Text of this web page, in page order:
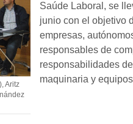
Aritz
Saúde Laboral, se
junio con el objetivo
empresas,
responsables de
responsabilidades
maquinaria y